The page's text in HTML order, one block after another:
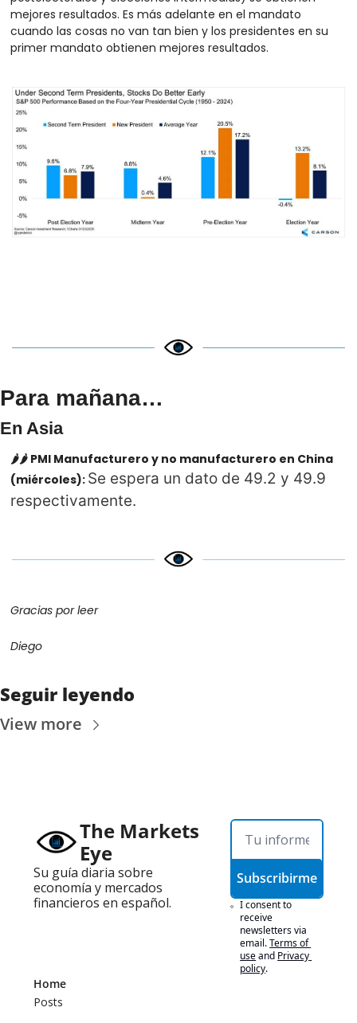
mejores resultados. Es más adelante en el mandato
cuando las cosas no van tan bien y los presidentes en su
primer mandato obtienen mejores resultados.
Para mañana…
En Asia
🌶️🌶️ PMI Manufacturero y no manufacturero en China
(miércoles): Se espera un dato de 49.2 y 49.9
respectivamente.
Gracias por leer
Diego
Seguir leyendo
View more
The Markets
Eye
Su guía diaria sobre
economía y mercados
financieros en español.
Subscribirme
I consent to
receive
newsletters via
email.Terms of
useand Privacy
policy.
Home
Posts